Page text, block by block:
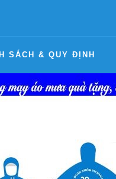
SÁCH & QUY ĐỊNH